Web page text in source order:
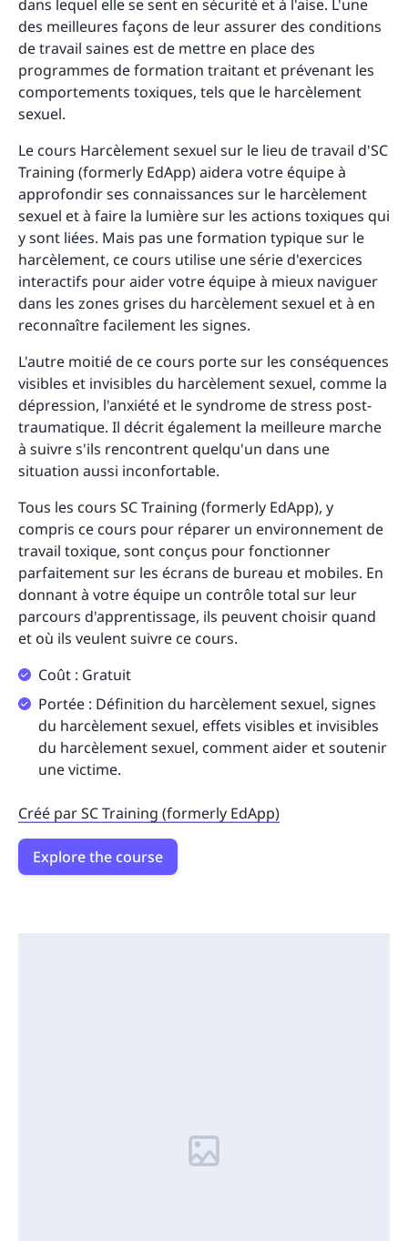
dans lequel elle se sent en sécurité et à l'aise. L'une
des meilleures façons de leur assurer des conditions
de travail saines est de mettre en place des
programmes de formation traitant et prévenant les
comportements toxiques, tels que le harcèlement
sexuel.
Le cours Harcèlement sexuel sur le lieu de travail d'SC
Training (formerly EdApp) aidera votre équipe à
approfondir ses connaissances sur le harcèlement
sexuel et à faire la lumière sur les actions toxiques qui
y sont liées. Mais pas une formation typique sur le
harcèlement, ce cours utilise une série d'exercices
interactifs pour aider votre équipe à mieux naviguer
dans les zones grises du harcèlement sexuel et à en
reconnaître facilement les signes.
L'autre moitié de ce cours porte sur les conséquences
visibles et invisibles du harcèlement sexuel, comme la
dépression, l'anxiété et le syndrome de stress post-
traumatique. Il décrit également la meilleure marche
à suivre s'ils rencontrent quelqu'un dans une
situation aussi inconfortable.
Tous les cours SC Training (formerly EdApp), y
compris ce cours pour réparer un environnement de
travail toxique, sont conçus pour fonctionner
parfaitement sur les écrans de bureau et mobiles. En
donnant à votre équipe un contrôle total sur leur
parcours d'apprentissage, ils peuvent choisir quand
et où ils veulent suivre ce cours.
Coût : Gratuit
Portée : Définition du harcèlement sexuel, signes
du harcèlement sexuel, effets visibles et invisibles
du harcèlement sexuel, comment aider et soutenir
une victime.
Créé par SC Training (formerly EdApp)
Explore the course